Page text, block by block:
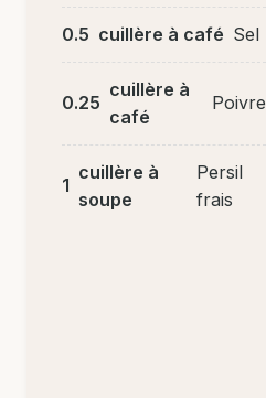
0.5 cuillère à café Sel
0.25
cuillère à
café
Poivre
1
cuillère à
soupe
Persil
frais